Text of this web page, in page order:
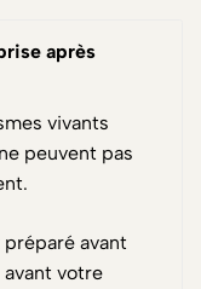
après
vivants
peuvent pas
avant
votre